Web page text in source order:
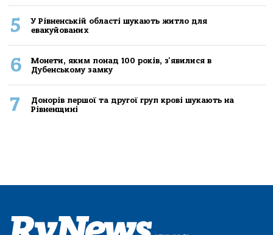
5
У Рівненській області шукають житло для
евакуйованих
6
Монети, яким понад 100 років, з'явилися в
Дубенському замку
7
Донорів першої та другої груп крові шукають на
Рівненщині